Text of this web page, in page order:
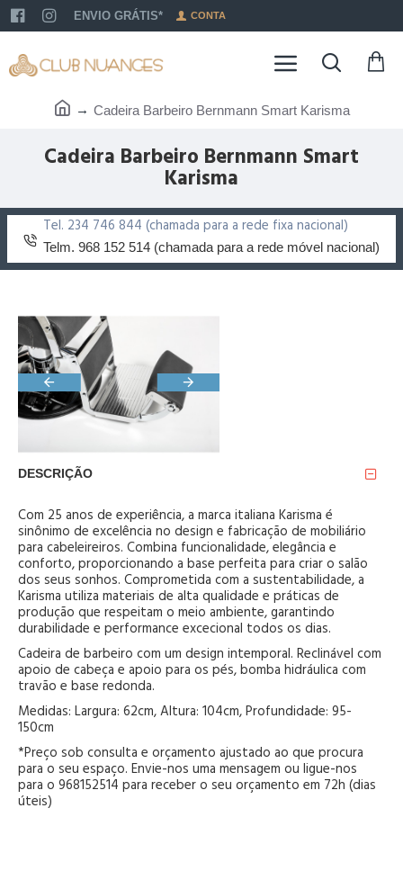
ENVIO GRÁTIS* CONTA
Cadeira Barbeiro Bernmann Smart Karisma
Cadeira Barbeiro Bernmann Smart
Karisma
Tel. 234 746 844 (chamada para a rede fixa nacional)
Telm. 968 152 514 (chamada para a rede móvel nacional)
DESCRIÇÃO
Com 25 anos de experiência, a marca italiana Karisma é
sinônimo de excelência no design e fabricação de mobiliário
para cabeleireiros. Combina funcionalidade, elegância e
conforto, proporcionando a base perfeita para criar o salão
dos seus sonhos. Comprometida com a sustentabilidade, a
Karisma utiliza materiais de alta qualidade e práticas de
produção que respeitam o meio ambiente, garantindo
durabilidade e performance excecional todos os dias.
Cadeira de barbeiro com um design intemporal. Reclinável com
apoio de cabeça e apoio para os pés, bomba hidráulica com
travão e base redonda.
Medidas: Largura: 62cm, Altura: 104cm, Profundidade: 95-
150cm
*Preço sob consulta e orçamento ajustado ao que procura
para o seu espaço. Envie-nos uma mensagem ou ligue-nos
para o 968152514 para receber o seu orçamento em 72h (dias
úteis)